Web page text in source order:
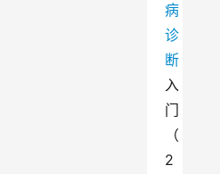
病
诊
断
入
门
（
2